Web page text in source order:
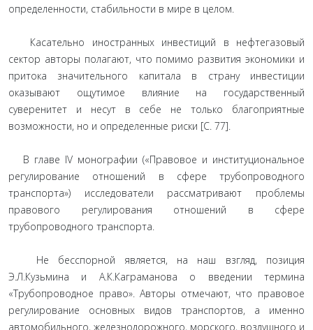
определенности, стабильности в мире в целом.
Касательно иностранных инвестиций в нефтегазовый
сектор авторы полагают, что помимо развития экономики и
притока значительного капитала в страну инвестиции
оказывают ощутимое влияние на государственный
суверенитет и несут в себе не только благоприятные
возможности, но и определенные риски [С. 77].
В главе IV монографии («Правовое и институциональное
регулирование отношений в сфере трубопроводного
транспорта») исследователи рассматривают проблемы
правового регулирования отношений в сфере
трубопроводного транспорта.
Не бесспорной является, на наш взгляд, позиция
Э.Л.Кузьмина и А.К.Каграманова о введении термина
«Трубопроводное право». Авторы отмечают, что правовое
регулирование основных видов транспортов, а именно
автомобильного, железнодорожного, морского, воздушного и